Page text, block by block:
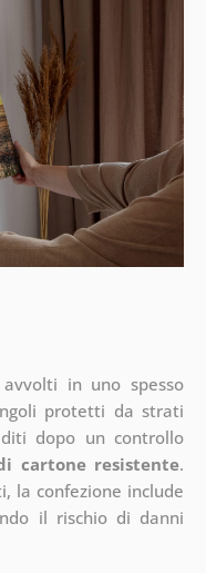
in uno spesso
protetti da strati
dopo un controllo
cartone resistente.
la confezione include
il rischio di danni